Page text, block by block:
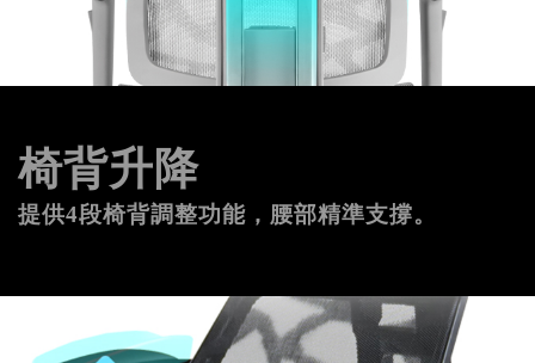
椅背升降
提供4段椅背調整功能，腰部精準支撐。